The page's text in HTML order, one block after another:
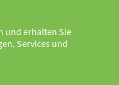
und erhalten Sie
Services und